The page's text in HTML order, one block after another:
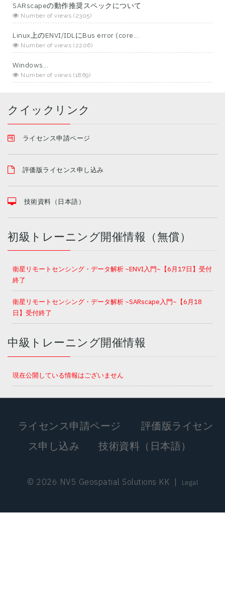
SARscapeの動作推奨スペックについて
Number of views (2305)
Linux上のENVI/IDLにBus error (core...
Number of views (2206)
Windows...
Number of views (1869)
クイックリンク
ライセンス申請ページ
評価版ライセンス申し込み
技術資料（日本語）
初級トレーニング開催情報（無償）
衛星リモートセンシング・データ解析 ~ENVI入門~【6月17日】受付
終了
衛星リモートセンシング・データ解析 ~SARscape入門~【6月18
日】受付終了
中級トレーニング開催情報
現在公開している情報はございません
ライセンス申請ページ
評価版ライセン
ス申し込み
技術資料（日本語）
© 2026 NV5 Geospatial Solutions KK | Legal